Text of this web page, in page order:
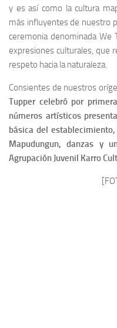
y es así como la cultura
más influyentes de nuestro
ceremonia denominada We
expresiones culturales, que
respeto hacia la naturaleza.
Consientes de nuestros
Tupper celebró por
números artísticos
básica del
Mapudungun, danzas y
Agrupación Juvenil Karro